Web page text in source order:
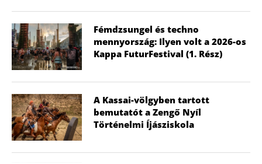
Fémdzsungel és techno
mennyország: Ilyen volt a 2026-os
Kappa FuturFestival (1. Rész)
A Kassai-völgyben tartott
bemutatót a Zengő Nyíl
Történelmi Íjásziskola